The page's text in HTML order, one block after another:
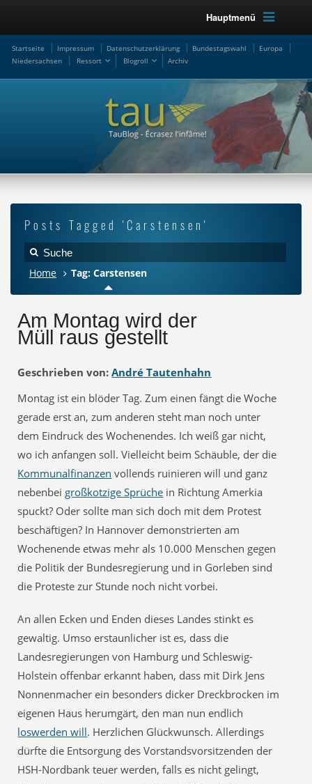
Hauptmenü
Startseite Impressum Datenschutzerklärung Bundestagswahl
Europa
Niedersachsen
Ressort Blogroll Archiv
Posts Tagged 'Carstensen'
Home Tag: Carstensen
Am Montag wird der
Müll raus gestellt
Geschrieben von: André Tautenhahn
Montag ist ein blöder Tag. Zum einen fängt die Woche
gerade erst an, zum anderen steht man noch unter
dem Eindruck des Wochenendes. Ich weiß gar nicht,
wo ich anfangen soll. Vielleicht beim Schäuble, der die
Kommunalfinanzen vollends ruinieren will und ganz
nebenbei großkotzige Sprüche in Richtung Amerkia
spuckt? Oder sollte man sich doch mit dem Protest
beschäftigen? In Hannover demonstrierten am
Wochenende etwas mehr als 10.000 Menschen gegen
die Politik der Bundesregierung und in Gorleben sind
die Proteste zur Stunde noch nicht vorbei.
An allen Ecken und Enden dieses Landes stinkt es
gewaltig. Umso erstaunlicher ist es, dass die
Landesregierungen von Hamburg und Schleswig-
Holstein offenbar erkannt haben, dass mit Dirk Jens
Nonnenmacher ein besonders dicker Dreckbrocken im
eigenen Haus herumgärt, den man nun endlich
loswerden will. Herzlichen Glückwunsch. Allerdings
dürfte die Entsorgung des Vorstandsvorsitzenden der
HSH-Nordbank teuer werden, falls es nicht gelingt,